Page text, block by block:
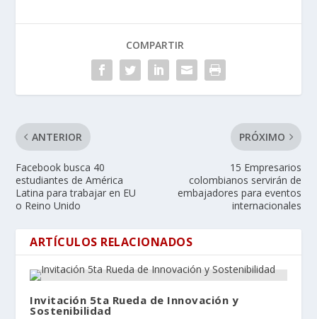
COMPARTIR
ANTERIOR
Facebook busca 40
estudiantes de América
Latina para trabajar en EU
o Reino Unido
PRÓXIMO
15 Empresarios
colombianos servirán de
embajadores para eventos
internacionales
ARTÍCULOS RELACIONADOS
Invitación 5ta Rueda de Innovación y
Sostenibilidad